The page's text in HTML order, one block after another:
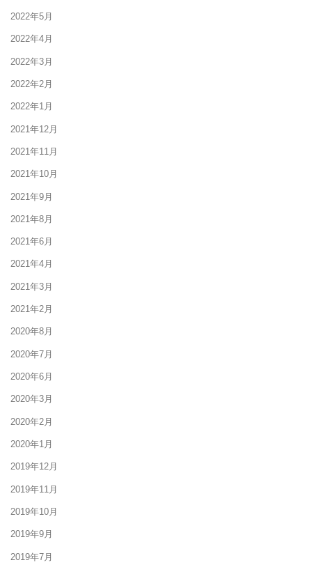
2022年5月
2022年4月
2022年3月
2022年2月
2022年1月
2021年12月
2021年11月
2021年10月
2021年9月
2021年8月
2021年6月
2021年4月
2021年3月
2021年2月
2020年8月
2020年7月
2020年6月
2020年3月
2020年2月
2020年1月
2019年12月
2019年11月
2019年10月
2019年9月
2019年7月